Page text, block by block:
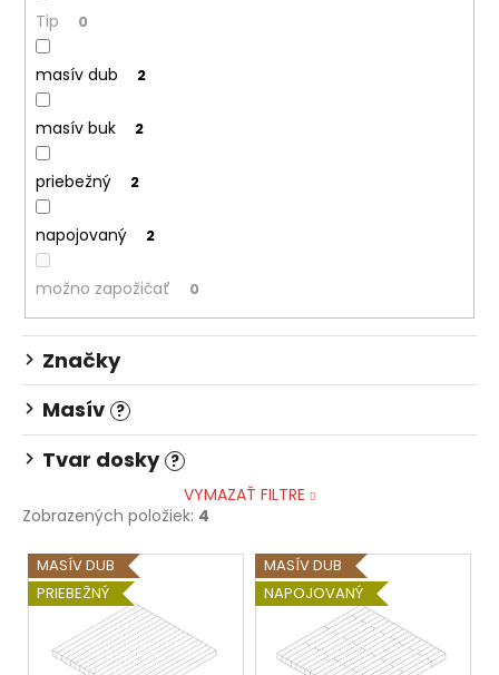
o
v
Tip 0
masív dub 2
masív buk 2
priebežný 2
napojovaný 2
možno zapožičať 0
Značky
Masív ?
Tvar dosky ?
VYMAZAŤ FILTRE
Zobrazených položiek: 4
V
ý
p
MASÍV DUB
PRIEBEŽNÝ
MASÍV DUB
NAPOJOVANÝ
O
d
p
o
ú
a
m
KRUHOVÁ
BARDOLINO
PRÍRODNÝ
159,90
€